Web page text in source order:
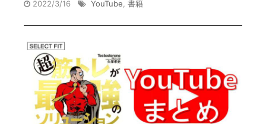
2022/3/16 YouTube, 書籍